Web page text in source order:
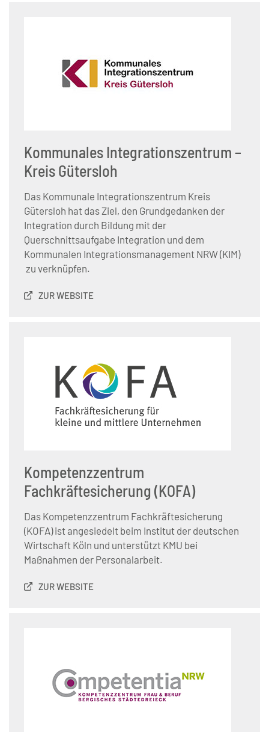
Kommunales Integrationszentrum –
Kreis Gütersloh
Das Kommunale Integrationszentrum Kreis
Gütersloh hat das Ziel, den Grundgedanken der
Integration durch Bildung mit der
Querschnittsaufgabe Integration und dem
Kommunalen Integrationsmanagement NRW (KIM)
zu verknüpfen.
ZUR WEBSITE
Kompetenzzentrum
Fachkräftesicherung (KOFA)
Das Kompetenzzentrum Fachkräftesicherung
(KOFA) ist angesiedelt beim Institut der deutschen
Wirtschaft Köln und unterstützt KMU bei
Maßnahmen der Personalarbeit.
ZUR WEBSITE